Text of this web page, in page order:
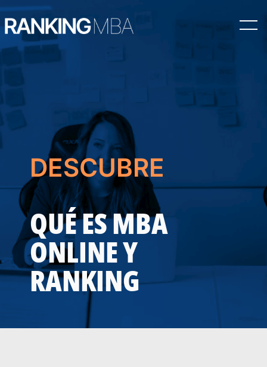
Saltar
al
contenido
DESCUBRE
QUÉ ES MBA
ONLINE Y
RANKING